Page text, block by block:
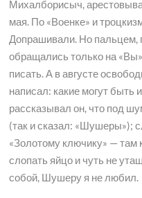
Михалборисыч,
мая. По «Военке» и
Допрашивали. Но пальцем,
обращались только на
писать. А в августе
написал: какие могут
рассказывал он, что под
(так и сказал: «Шушеры»);
«Золотому ключику» — там
слопать яйцо и чуть не
собой, Шушеру я не любил.